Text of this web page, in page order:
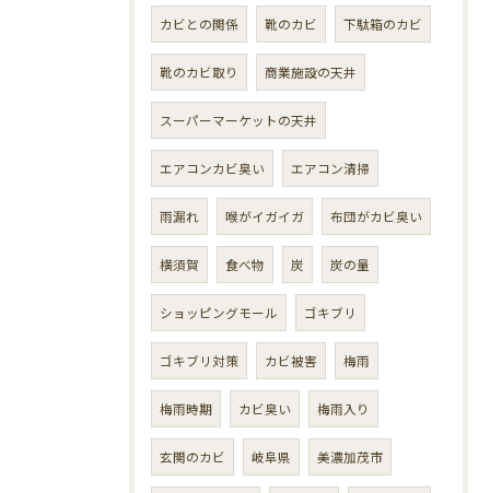
カビとの関係 靴のカビ 下駄箱のカビ
靴のカビ取り 商業施設の天井
スーパーマーケットの天井
エアコンカビ臭い エアコン清掃
雨漏れ 喉がイガイガ 布団がカビ臭い
横須賀 食べ物 炭 炭の量
ショッピングモール ゴキブリ
ゴキブリ対策 カビ被害 梅雨
梅雨時期 カビ臭い 梅雨入り
玄関のカビ 岐阜県 美濃加茂市